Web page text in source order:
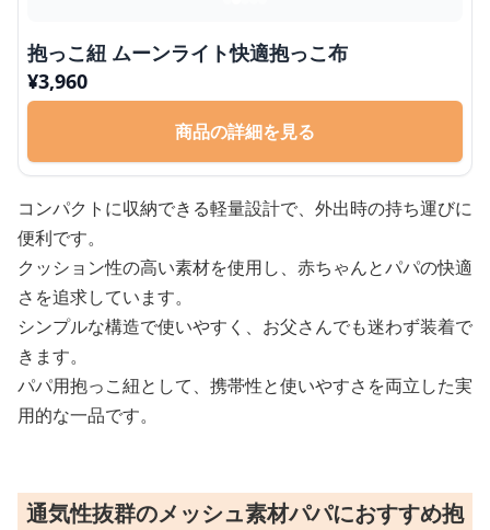
抱っこ紐 ムーンライト快適抱っこ布
¥3,960
商品の詳細を見る
コンパクトに収納できる軽量設計で、外出時の持ち運びに
便利です。
クッション性の高い素材を使用し、赤ちゃんとパパの快適
さを追求しています。
シンプルな構造で使いやすく、お父さんでも迷わず装着で
きます。
パパ用抱っこ紐として、携帯性と使いやすさを両立した実
用的な一品です。
通気性抜群のメッシュ素材パパにおすすめ抱